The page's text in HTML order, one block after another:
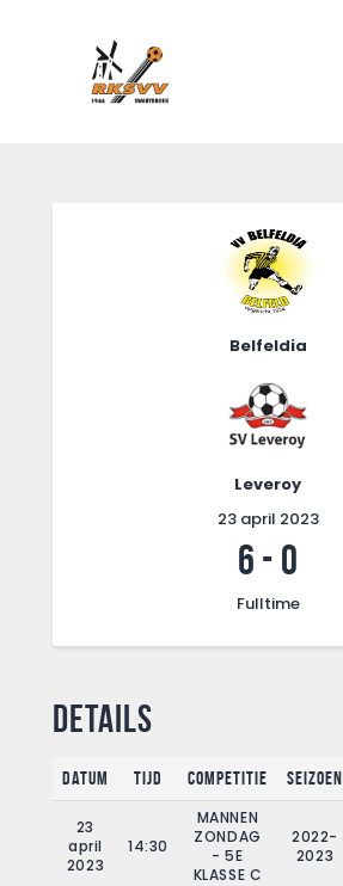
EvenementenBelfeldia
Leveroy
23 april 2023
6 - 0
Fulltime
Details
Datum Tijd Competitie Seizoen
23
april
2023
14:30
MANNEN
ZONDAG
- 5E
KLASSE C
2022-
2023